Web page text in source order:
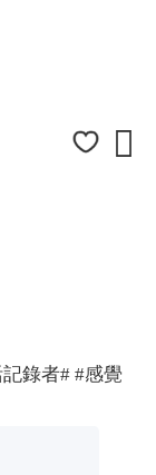

錄者# #感覺